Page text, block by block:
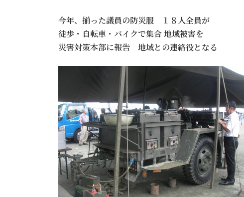
今年、揃った議員の防災服 １８人全員が
徒歩・自転車・バイクで集合 地域被害を
災害対策本部に報告 地域との連絡役となる